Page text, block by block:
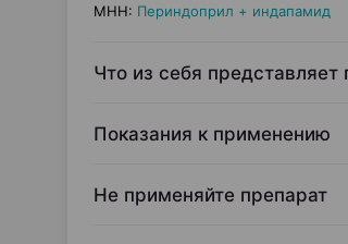
МНН: Периндоприл + индапамид
Что из себя
Показания к применению
Не применяйте препарат